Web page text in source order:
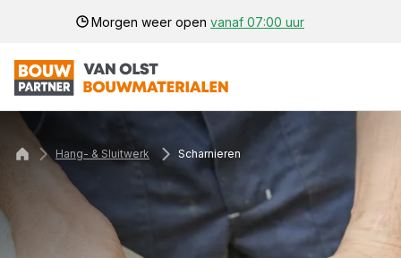
Morgen weer open vanaf 07:00 uur
Hang- & Sluitwerk Scharnieren